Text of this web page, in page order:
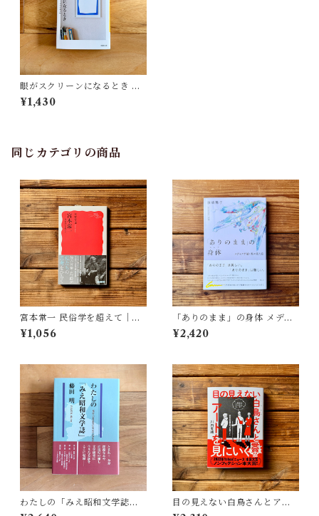
眼がスクリーンになるとき ゼ
ロから読むドゥルーズ『シネ
マ』 | 福尾 匠
¥1,430
同じカテゴリの商品
宮本常一 民俗学を超えて｜木
村 哲也
¥1,056
「ありのまま」の身体 メディ
アが描く私の見た目 | 藤嶋 陽
子(著)
¥2,420
わたしの「みえ昭和文学誌」 |
藤田 明
目の見えない白鳥さんとアー
トを見にいく | 川内 有緒